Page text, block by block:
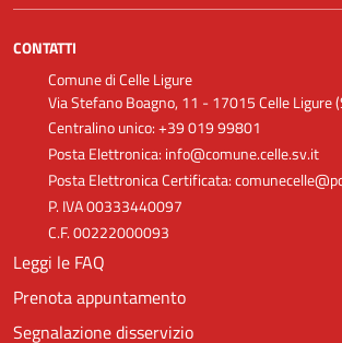
CONTATTI
Comune di Celle Ligure
Via Stefano Boagno, 11 - 17015 Celle Ligure
Centralino unico: +39 019 99801
Posta Elettronica: info@comune.celle.sv.it
Posta Elettronica Certificata:
P. IVA 00333440097
C.F. 00222000093
Leggi le FAQ
Prenota appuntamento
Segnalazione disservizio